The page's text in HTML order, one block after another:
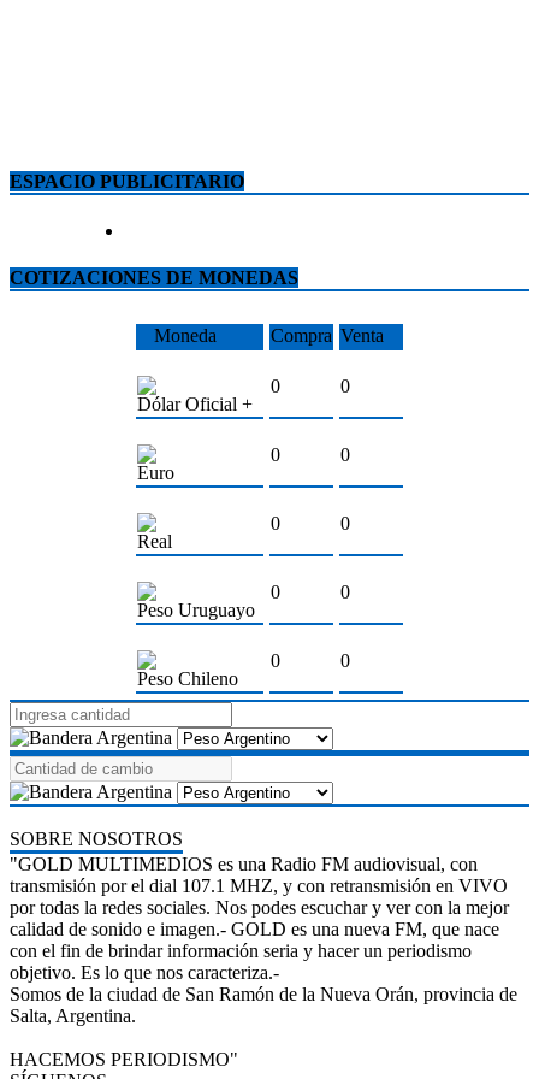
ESPACIO PUBLICITARIO
COTIZACIONES DE MONEDAS
Moneda Compra Venta
Dólar Oficial +
0 0
Euro
0 0
Real
0 0
Peso Uruguayo
0 0
Peso Chileno
0 0
SOBRE NOSOTROS
"GOLD MULTIMEDIOS es una Radio FM audiovisual, con
transmisión por el dial 107.1 MHZ, y con retransmisión en VIVO
por todas la redes sociales. Nos podes escuchar y ver con la mejor
calidad de sonido e imagen.- GOLD es una nueva FM, que nace
con el fin de brindar información seria y hacer un periodismo
objetivo. Es lo que nos caracteriza.-
Somos de la ciudad de San Ramón de la Nueva Orán, provincia de
Salta, Argentina.
HACEMOS PERIODISMO"